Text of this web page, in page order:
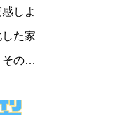
しよ
た家
の